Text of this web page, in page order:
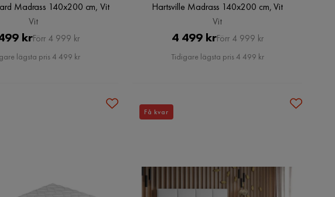
Madrass 140x200 cm, Vit
Vit
Pris
krOriginal
Pris
Förr 4 999 kr
lägsta pris 4 499 kr
Hartsville Madrass 140x200 cm, Vit
Vit
Pris
4 499 krOriginal
Pris
Förr 4 999 kr
Tidigare lägsta pris 4 499 kr
Få kvar